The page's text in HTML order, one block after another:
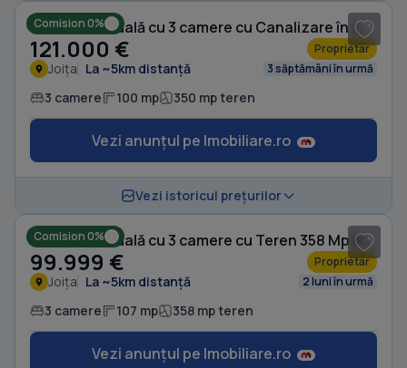
Comision 0% Casă individuală cu 3 camere cu Canalizare în Joița
121.000 € Proprietar
Joița La ~5km distanță 3 săptămâni în urmă
3 camere 100 mp 350 mp teren
Vezi anunțul pe Imobiliare.ro
Vezi istoricul prețurilor
Comision 0% Casă individuală cu 3 camere cu Teren 358 Mp în Joița
99.999 € Proprietar
Joița La ~5km distanță 2 luni în urmă
3 camere 107 mp 358 mp teren
Vezi anunțul pe Imobiliare.ro